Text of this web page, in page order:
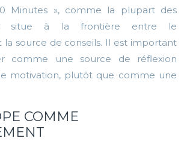
Minutes », comme la plupart des
situe à la frontière entre le
la source de conseils. Il est important
comme une source de réflexion
motivation, plutôt que comme une
COMME